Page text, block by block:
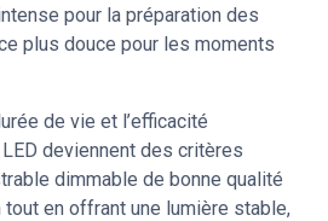
pour la préparation des
plus douce pour les moments
de vie et l’efficacité
deviennent des critères
dimmable de bonne qualité
en offrant une lumière stable,